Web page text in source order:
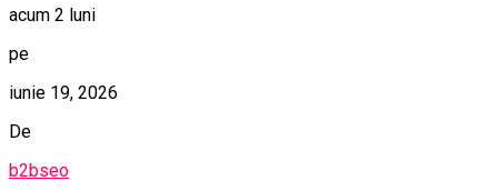
acum 2 luni
pe
iunie 19, 2026
De
b2bseo